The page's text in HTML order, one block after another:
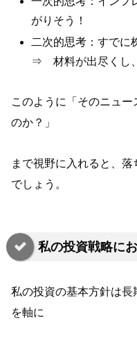
がりそう！
二次的思考：すで
⇒ 材料が出尽くし
このように「そのニュ
のか？」
まで視野に入れると、
でしょう。
私の投資戦略に
私の投資の基本方針は長
を軸に